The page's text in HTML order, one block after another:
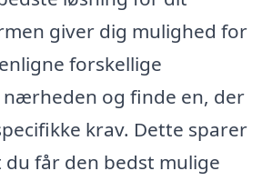
giver dig mulighed for
forskellige
og finde en, der
krav. Dette sparer
får den bedst mulige